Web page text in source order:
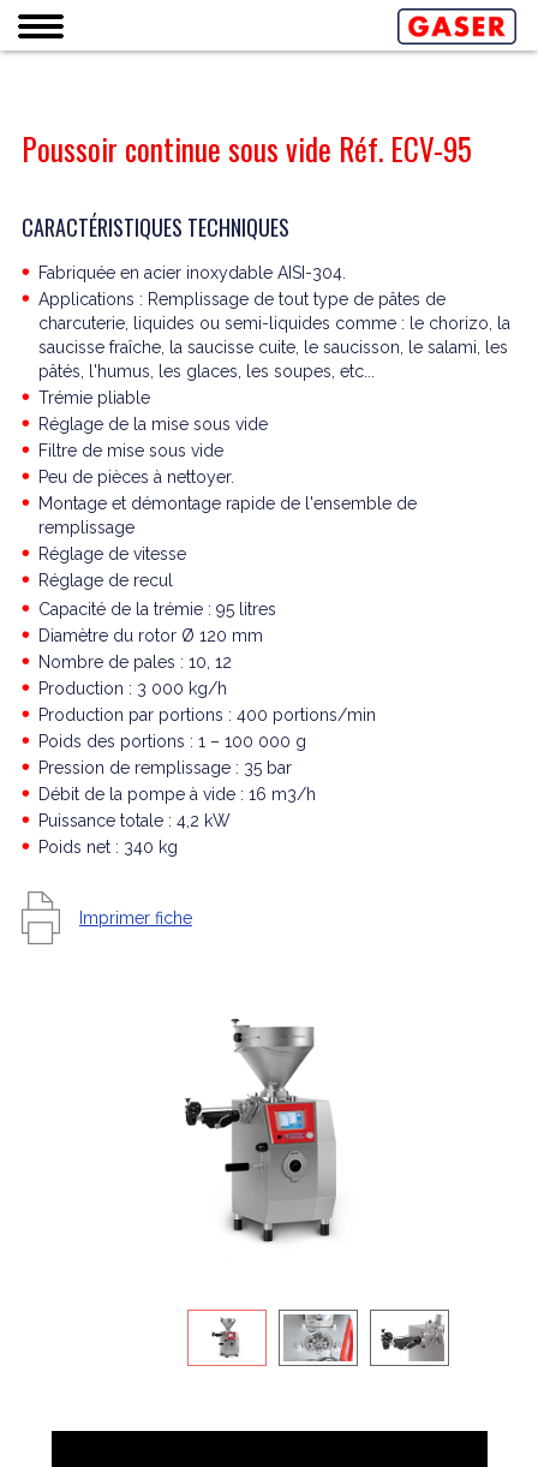
Poussoir continue sous vide Réf. ECV-95
CARACTÉRISTIQUES TECHNIQUES
Fabriquée en acier inoxydable AISI-304.
Applications : Remplissage de tout type de pâtes de
charcuterie, liquides ou semi-liquides comme : le chorizo, la
saucisse fraîche, la saucisse cuite, le saucisson, le salami, les
pâtés, l'humus, les glaces, les soupes, etc...
Trémie pliable
Réglage de la mise sous vide
Filtre de mise sous vide
Peu de pièces à nettoyer.
Montage et démontage rapide de l'ensemble de
remplissage
Réglage de vitesse
Réglage de recul
Capacité de la trémie : 95 litres
Diamètre du rotor Ø 120 mm
Nombre de pales : 10, 12
Production : 3 000 kg/h
Production par portions : 400 portions/min
Poids des portions : 1 – 100 000 g
Pression de remplissage : 35 bar
Débit de la pompe à vide : 16 m3/h
Puissance totale : 4,2 kW
Poids net : 340 kg
Imprimer fiche